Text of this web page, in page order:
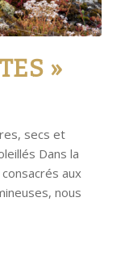
»
secs et
Dans la
aux
nous